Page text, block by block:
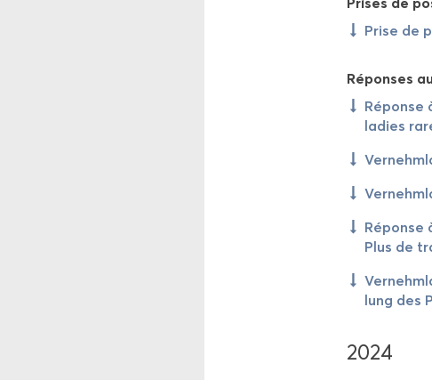
Prise de
Ré­ponses
Ré­ponse
la­dies
Ré­ponse
Plus de
lung des
2024